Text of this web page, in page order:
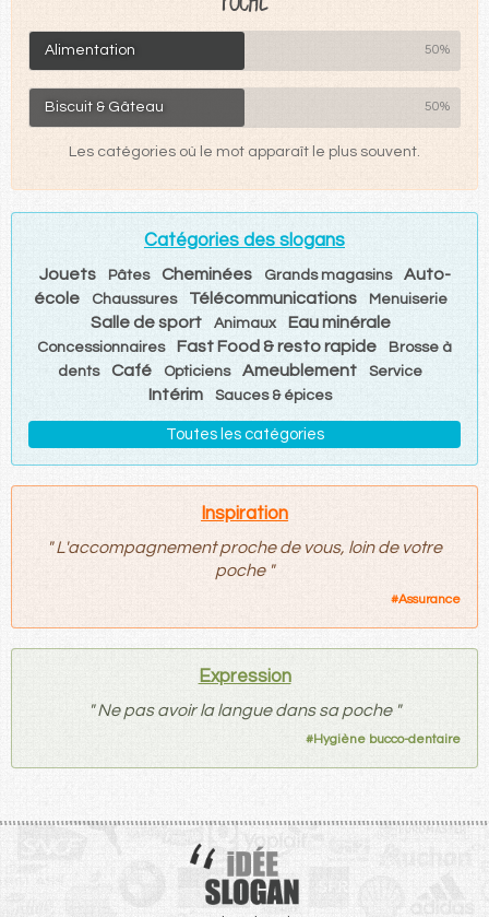
Alimentation 50%
Biscuit & Gâteau 50%
Les catégories où le mot apparaît le plus souvent.
Catégories des slogans
Jouets Pâtes Cheminées Grands magasins
Auto-
école
Chaussures Télécommunications Menuiserie
Salle de sport Animaux Eau minérale
Concessionnaires Fast Food & resto rapide
Brosse à
dents
Café Opticiens Ameublement Service
Intérim Sauces & épices
Toutes les catégories
Inspiration
" L'accompagnement proche de vous, loin de votre
poche "
#Assurance
Expression
" Ne pas avoir la langue dans sa poche "
#Hygiène bucco-dentaire